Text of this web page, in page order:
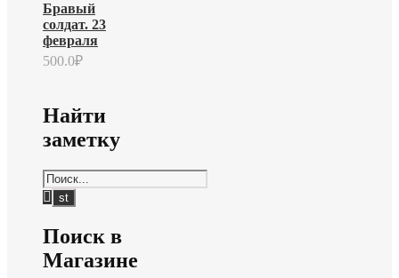
Бравый
солдат. 23
февраля
500.0₽
Найти
заметку
Поиск в
Магазине